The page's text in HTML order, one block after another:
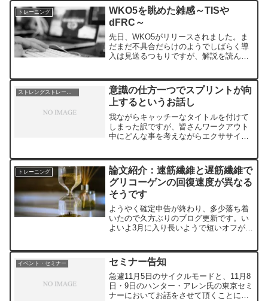
ども怪我や病気といったアクシデントで
失速した後に復活する選手は...
トレーニング
WKO5を眺めた雑感～TISや
dFRC～
先日、WKO5がリリースされました。ま
だまだ不具合だらけのようでしばらく導
入は見送るつもりですが、解説を読んだ
います。従って、普段のように論文を紹
介しながらというモノで...
意識の仕方一つでスプリントが向
上するというお話し
我ながらキャッチーなタイトルを付けて
しまった訳ですが、皆さんワークアウト
中にどんな事を考えながらエクササイズ
うし、何処の筋肉を使っているのか意識
しながらの人、とにかく速...
トレーニング
論文紹介：速筋繊維と遅筋繊維で
グリコーゲンの回復速度が異なる
そうです
ようやく確定申告が終わり、多少落ち着
いたので久方ぶりのブログ更新です。い
よいよ3月に入り長いようで短いオフが終
すると、レースに向けて疲労を抜いてコ
ンディションを整える段...
イベント・セミナー セミナー告知
急遽11月5日のサイクルモードと、11月8
日・9日のハンター・アレン氏の東京セミ
ナーにおいてお話をさせて頂くことにな